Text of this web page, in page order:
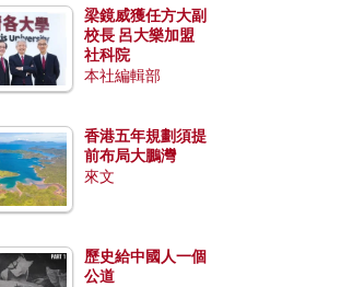
梁鏡威獲任方大副
校長 呂大樂加盟
社科院
本社編輯部
香港五年規劃須提
前布局大鵬灣
來文
歷史給中國人一個
公道